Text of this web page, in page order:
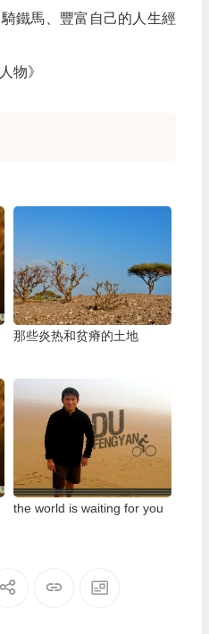
鐵馬、豐富自己的人生經
物》
那些炎热和贫瘠的土地
the world is waiting for you